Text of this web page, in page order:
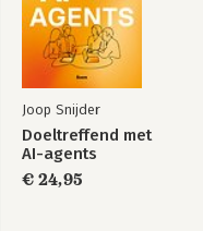
Joop Snijder
Doeltreffend met
AI-agents
€ 24,95